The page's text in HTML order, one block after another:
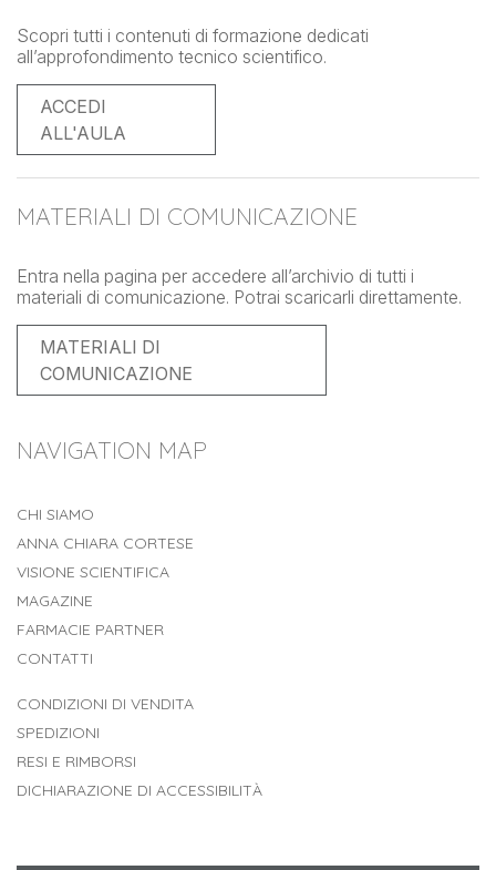
Scopri tutti i contenuti di formazione dedicati
all’approfondimento tecnico scientifico.
ACCEDI
ALL'AULA
MATERIALI DI COMUNICAZIONE
Entra nella pagina per accedere all’archivio di tutti i
materiali di comunicazione. Potrai scaricarli direttamente.
MATERIALI DI
COMUNICAZIONE
NAVIGATION MAP
CHI SIAMO
ANNA CHIARA CORTESE
VISIONE SCIENTIFICA
MAGAZINE
FARMACIE PARTNER
CONTATTI
CONDIZIONI DI VENDITA
SPEDIZIONI
RESI E RIMBORSI
DICHIARAZIONE DI ACCESSIBILITÀ